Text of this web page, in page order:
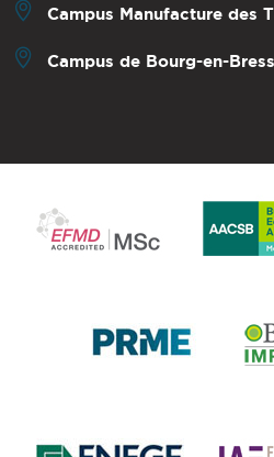
Campus Manufacture des
Campus de Bourg-en-